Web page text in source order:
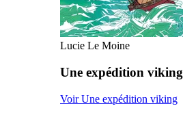
Lucie Le Moine
Une expédition viking
Voir Une expédition viking